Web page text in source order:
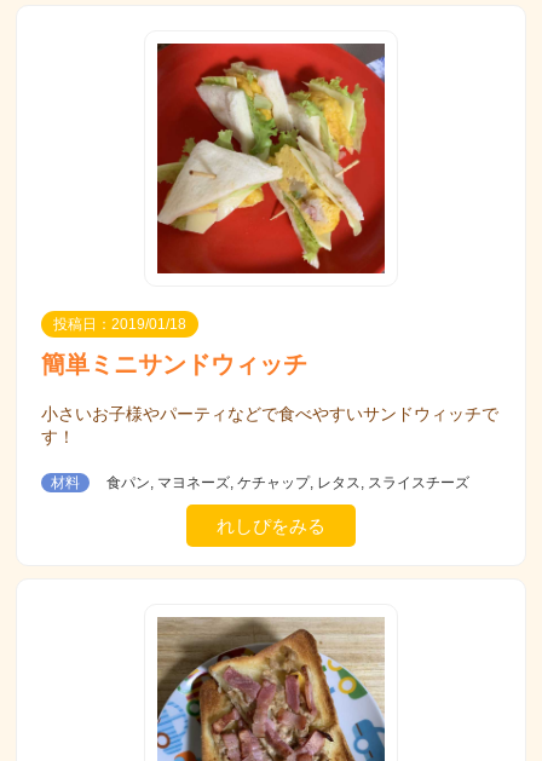
投稿日：2019/01/18
簡単ミニサンドウィッチ
小さいお子様やパーティなどで食べやすいサンドウィッチで
す！
材料 食パン, マヨネーズ, ケチャップ, レタス, スライスチーズ
れしぴをみる